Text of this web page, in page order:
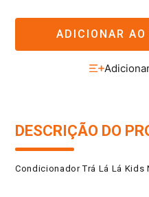
ADICIONAR AO
DESCRIÇÃO DO
Condicionador Trá Lá Lá Kids